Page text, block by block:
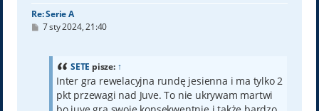
Re: Serie A
P7 sty 2024, 21:40
SETE pisze: ↑
Inter gra rewelacyjna rundę jesienna i ma tylko 2
pkt przewagi nad Juve. To nie ukrywam martwi